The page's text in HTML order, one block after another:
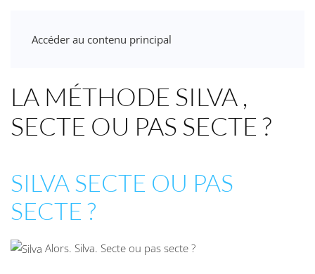
Accéder au contenu principal
LA MÉTHODE SILVA ,
SECTE OU PAS SECTE ?
SILVA SECTE OU PAS
SECTE ?
Alors. Silva. Secte ou pas secte ?